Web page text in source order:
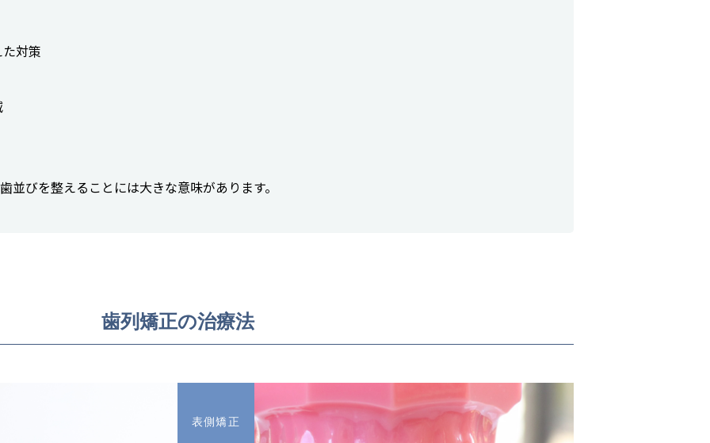
対策
並びを整えることには大きな意味があります。
歯列矯正の治療法
表側矯正